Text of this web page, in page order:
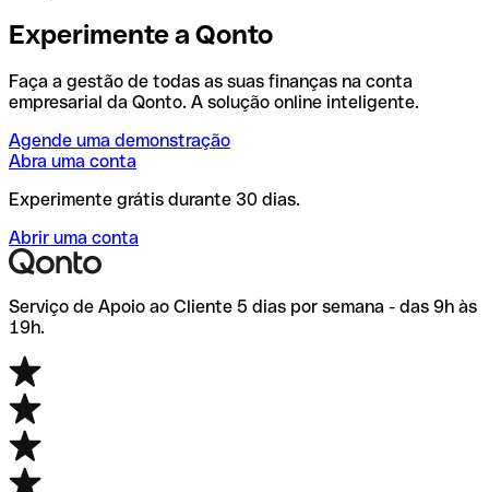
Experimente a Qonto
Faça a gestão de todas as suas finanças na conta
empresarial da Qonto. A solução online inteligente.
Agende uma demonstração
Abra uma conta
Experimente grátis durante 30 dias.
Abrir uma conta
Serviço de Apoio ao Cliente 5 dias por semana - das 9h às
19h.